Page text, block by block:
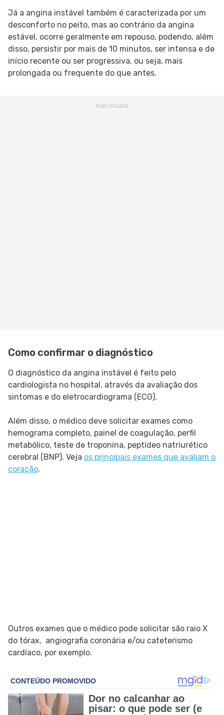
Já a angina instável também é caracterizada por um
desconforto no peito, mas ao contrário da angina
estável, ocorre geralmente em repouso, podendo, além
disso, persistir por mais de 10 minutos, ser intensa e de
início recente ou ser progressiva, ou seja, mais
prolongada ou frequente do que antes.
Como confirmar o diagnóstico
O diagnóstico da angina instável é feito pelo
cardiologista no hospital, através da avaliação dos
sintomas e do eletrocardiograma (ECG).
Além disso, o médico deve solicitar exames como
hemograma completo, painel de coagulação, perfil
metabólico, teste de troponina, peptídeo natriurético
cerebral (BNP). Veja os principais exames que avaliam o
coração.
Outros exames que o médico pode solicitar são raio X
do tórax, angiografia coronária e/ou cateterismo
cardíaco, por exemplo.